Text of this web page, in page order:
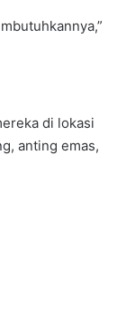
di lokasi
anting emas,